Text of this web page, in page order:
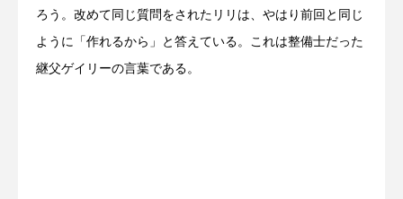
ろう。改めて同じ質問をされたリリは、やはり前回と同じ
ように「作れるから」と答えている。これは整備士だった
継父ゲイリーの言葉である。